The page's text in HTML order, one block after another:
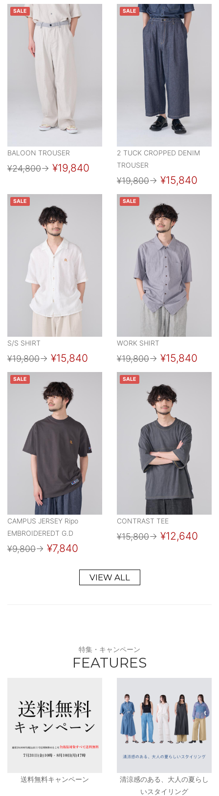
SALE
BALOON TROUSER
¥24,800→ ¥19,840
SALE
2 TUCK CROPPED DENIM
TROUSER
¥19,800→ ¥15,840
SALE
S/S SHIRT
¥19,800→ ¥15,840
SALE
WORK SHIRT
¥19,800→ ¥15,840
SALE
CAMPUS JERSEY Ripo
EMBROIDEREDT G.D
¥9,800→ ¥7,840
SALE
CONTRAST TEE
¥15,800→ ¥12,640
VIEW ALL
特集・キャンペーン
FEATURES
送料無料キャンペーン
清涼感のある、大人の夏らし
いスタイリング